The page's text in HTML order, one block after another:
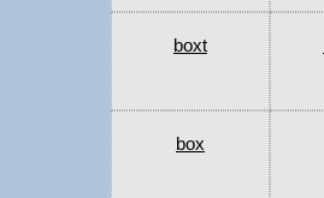
boxt
box